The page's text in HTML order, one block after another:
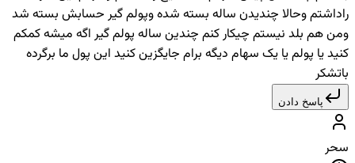
راداشتم وحالا چندیدن ساله بسته شده وپولم گیر حسابش بسته شد
ومن هم بلد نیستم چیکار کنم چندین ساله پولم گیر اگه میشه کمکم
کنید یا پولم یا یک سهام دیگه برام جایگزین کنید این پول ما برگرده
باتشکر
پاسخ دادن
سحر